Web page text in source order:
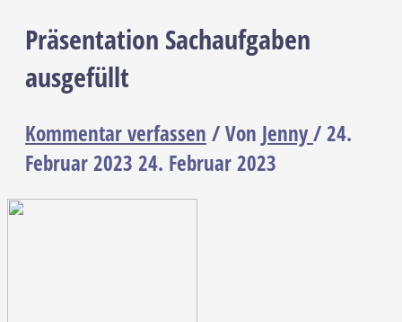
Präsentation Sachaufgaben
ausgefüllt
Kommentar verfassen / Von Jenny/24.
Februar 2023 24. Februar 2023